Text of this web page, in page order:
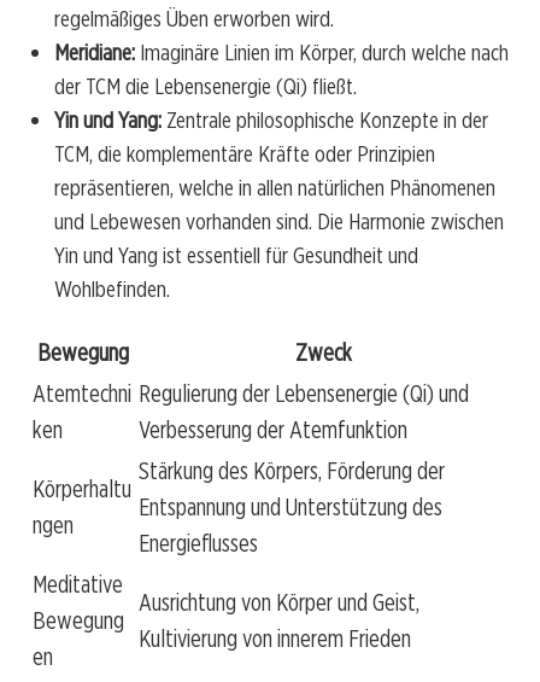
regelmäßiges Üben erworben wird.
Meridiane: Imaginäre Linien im Körper, durch welche nach
der TCM die Lebensenergie (Qi) fließt.
Yin und Yang: Zentrale philosophische Konzepte in der
TCM, die komplementäre Kräfte oder Prinzipien
repräsentieren, welche in allen natürlichen Phänomenen
und Lebewesen vorhanden sind. Die Harmonie zwischen
Yin und Yang ist essentiell für Gesundheit und
Wohlbefinden.
Bewegung
Zweck
Atemtechni
ken
Regulierung der Lebensenergie (Qi) und
Verbesserung der Atemfunktion
Körperhaltu
ngen
Stärkung des Körpers, Förderung der
Entspannung und Unterstützung des
Energieflusses
Meditative
Bewegung
en
Ausrichtung von Körper und Geist,
Kultivierung von innerem Frieden